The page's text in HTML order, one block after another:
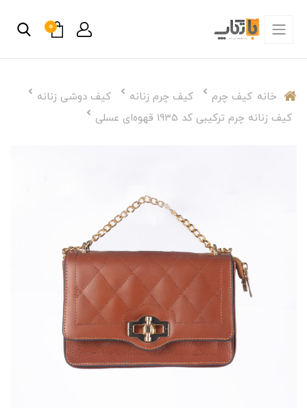
0
خانه کیف چرم کیف چرم زنانه
کیف دوشی زنانه
کیف زنانه چرم ترکیبی کد 1935 قهوه‌ای عسلی